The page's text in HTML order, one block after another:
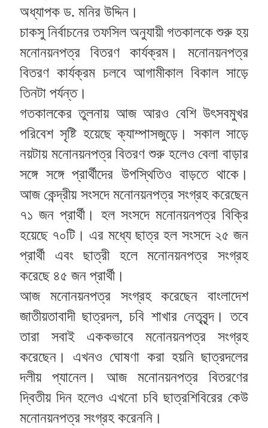
অধ্যাপক ড. মনির উদ্দিন।
চাকসু নির্বাচনের তফসিল অনুযায়ী গতকালকে শুরু হয়
মনোনয়নপত্র বিতরণ কার্যক্রম। মনোনয়নপত্র
বিতরণ কার্যক্রম চলবে আগামীকাল বিকাল সাড়ে
তিনটা পর্যন্ত।
গতকালকের তুলনায় আজ আরও বেশি উৎসবমুখর
পরিবেশ সৃষ্টি হয়েছে ক্যাম্পাসজুড়ে। সকাল সাড়ে
নয়টায় মনোনয়নপত্র বিতরণ শুরু হলেও বেলা বাড়ার
সঙ্গে সঙ্গে প্রার্থীদের উপস্থিতিও বাড়তে থাকে।
আজ কেন্দ্রীয় সংসদে মনোনয়নপত্র সংগ্রহ করেছেন
৭১ জন প্রার্থী। হল সংসদে মনোনয়নপত্র বিক্রি
হয়েছে ৭০টি। এর মধ্যে ছাত্র হল সংসদে ২৫ জন
প্রার্থী এবং ছাত্রী হলে মনোনয়নপত্র সংগ্রহ
করেছে ৪৫ জন প্রার্থী।
আজ মনোনয়নপত্র সংগ্রহ করেছেন বাংলাদেশ
জাতীয়তাবাদী ছাত্রদল, চবি শাখার নেতৃবৃন্দ। তবে
তারা সবাই এককভাবে মনোনয়নপত্র সংগ্রহ
করেছেন। এখনও ঘোষণা করা হয়নি ছাত্রদলের
দলীয় প্যানেল। আজ মনোনয়নপত্র বিতরণের
দ্বিতীয় দিন হলেও এখনো চবি ছাত্রশিবিরের কেউ
মনোনয়নপত্র সংগ্রহ করেননি।